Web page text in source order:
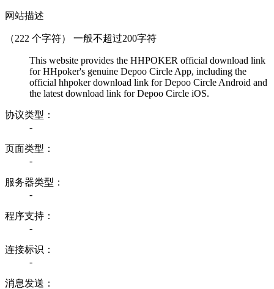
网站描述
（222 个字符） 一般不超过200字符
This website provides the HHPOKER official download link
for HHpoker's genuine Depoo Circle App, including the
official hhpoker download link for Depoo Circle Android and
the latest download link for Depoo Circle iOS.
协议类型：
-
页面类型：
-
服务器类型：
-
程序支持：
-
连接标识：
-
消息发送：